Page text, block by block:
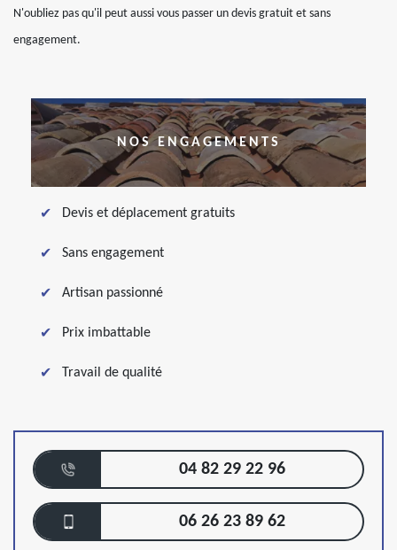
N'oubliez pas qu'il peut aussi vous passer un devis gratuit et sans
engagement.
NOS ENGAGEMENTS
Devis et déplacement gratuits
Sans engagement
Artisan passionné
Prix imbattable
Travail de qualité
04 82 29 22 96
06 26 23 89 62